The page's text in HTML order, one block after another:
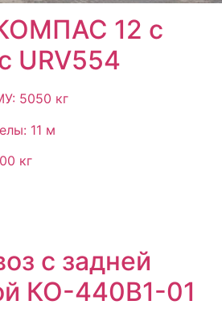
12 с
URV554
5050 кг
11 м
кг
с задней
КО-440В1-01